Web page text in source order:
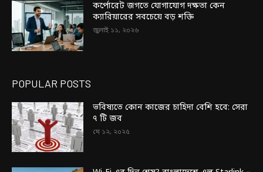
কর্পোরেট জগতে যোগাযোগ দক্ষতা কেন
ক্যারিয়ারের সবচেয়ে বড় শক্তি
জুলাই ১১, ২০২৬
POPULAR POSTS
ভবিষ্যতে কোন কাজের চাহিদা বেশি হবে: সেরা
৭ টি জব
মে ১২, ২০২৫